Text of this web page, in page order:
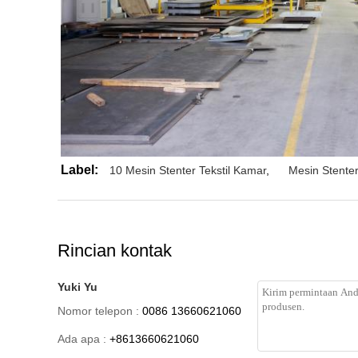
Label: 10 Mesin Stenter Tekstil Kamar, Mesin
Rincian kontak
Yuki Yu
Nomor telepon : 0086 13660621060
Ada apa : +8613660621060